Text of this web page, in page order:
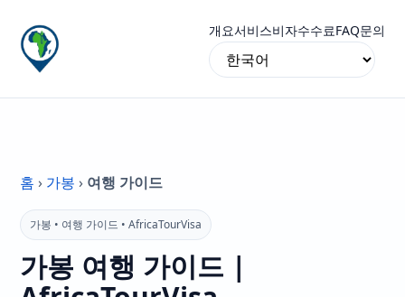
개요서비스비자수수료FAQ문의
홈 › 가봉 › 여행 가이드
가봉 • 여행 가이드 • AfricaTourVisa
가봉 여행 가이드 |